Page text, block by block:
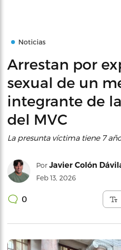
Noticias
Arrestan por
sexual de un
integrante de
del MVC
La presunta víctima tiene 7
Por Javier Colón
Feb 13, 2026
0